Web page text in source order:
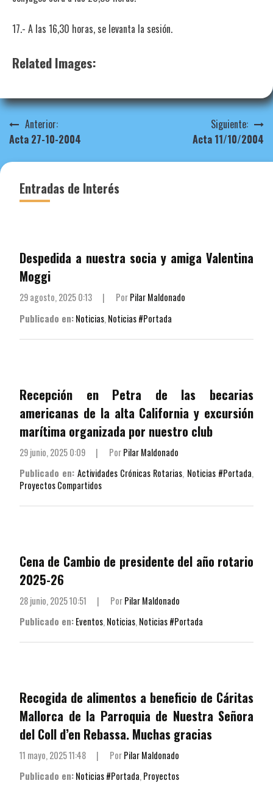
17.- A las 16,30 horas, se levanta la sesión.
Related Images:
Navegación
de
Anterior:
Acta 27-10-2004
Siguiente:
Acta 11/10/2004
Entradas de Interés
Despedida a nuestra socia y amiga Valentina
Moggi
29 agosto, 2025 0:13 | PorPilar Maldonado
Publicado en:Noticias, Noticias #Portada
Recepción en Petra de las becarias
americanas de la alta California y excursión
marítima organizada por nuestro club
29 junio, 2025 0:09 | PorPilar Maldonado
Publicado en: Actividades Crónicas Rotarias, Noticias #Portada,
Proyectos Compartidos
Cena de Cambio de presidente del año rotario
2025-26
28 junio, 2025 10:51 | PorPilar Maldonado
Publicado en:Eventos, Noticias, Noticias #Portada
Recogida de alimentos a beneficio de Cáritas
Mallorca de la Parroquia de Nuestra Señora
del Coll d’en Rebassa. Muchas gracias
11 mayo, 2025 11:48 | PorPilar Maldonado
Publicado en:Noticias #Portada,Proyectos